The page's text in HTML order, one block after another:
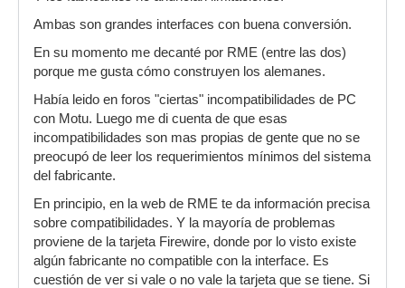
Ambas son grandes interfaces con buena conversión.
En su momento me decanté por RME (entre las dos)
porque me gusta cómo construyen los alemanes.
Había leido en foros "ciertas" incompatibilidades de PC
con Motu. Luego me di cuenta de que esas
incompatibilidades son mas propias de gente que no se
preocupó de leer los requerimientos mínimos del sistema
del fabricante.
En principio, en la web de RME te da información precisa
sobre compatibilidades. Y la mayoría de problemas
proviene de la tarjeta Firewire, donde por lo visto existe
algún fabricante no compatible con la interface. Es
cuestión de ver si vale o no vale la tarjeta que se tiene. Si